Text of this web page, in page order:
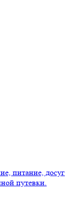
питание, досуг
путевки.